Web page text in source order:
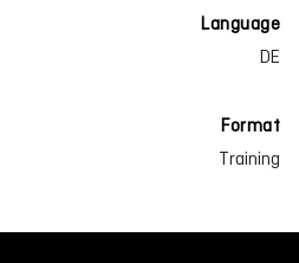
Language
DE
Format
Training